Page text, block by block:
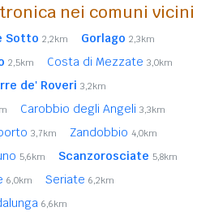
nei comuni vicini
Sotto 2,2km Gorlago 2,3km
2,5km Costa di Mezzate 3,0km
de' Roveri 3,2km
Carobbio degli Angeli 3,3km
3,7km Zandobbio 4,0km
5,6km Scanzorosciate 5,8km
6,0km Seriate 6,2km
6,6km